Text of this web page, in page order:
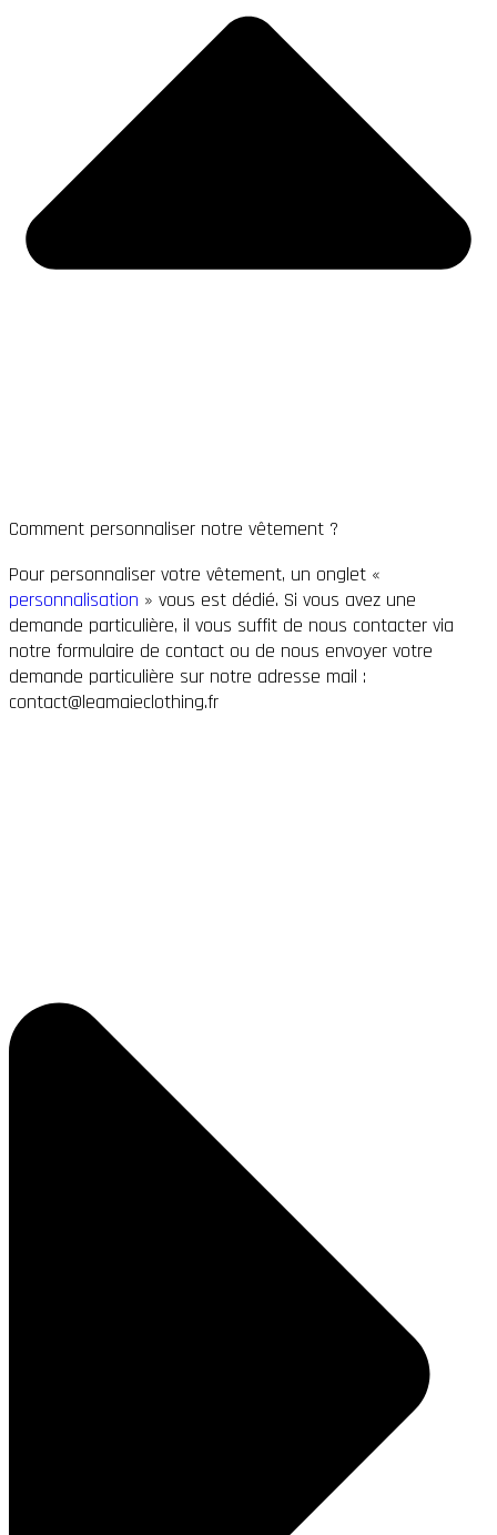
Comment personnaliser notre vêtement ?
Pour personnaliser votre vêtement, un onglet «
personnalisation » vous est dédié. Si vous avez une
demande particulière, il vous suffit de nous contacter via
notre formulaire de contact ou de nous envoyer votre
demande particulière sur notre adresse mail :
contact@leamaieclothing.fr